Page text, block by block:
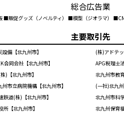
総合広告業
販促グッズ（ノベルティ） ■模型（ジオラマ）
主要取引先
備【北九州市】 (株)アドテ
合同会社【北九州市】 APG税理士
)【北九州市】 北九州市教
市立病院機構【北九州市】
鉄道(株)【北九州市】 北九州市科
所【北九州市】 北九州保育